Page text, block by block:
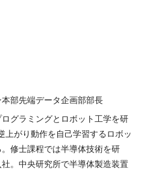
部先端データ企画部部長
グラミングとロボット工学を研
がり動作を自己学習するロボッ
修士課程では半導体技術を研
。中央研究所で半導体製造装置